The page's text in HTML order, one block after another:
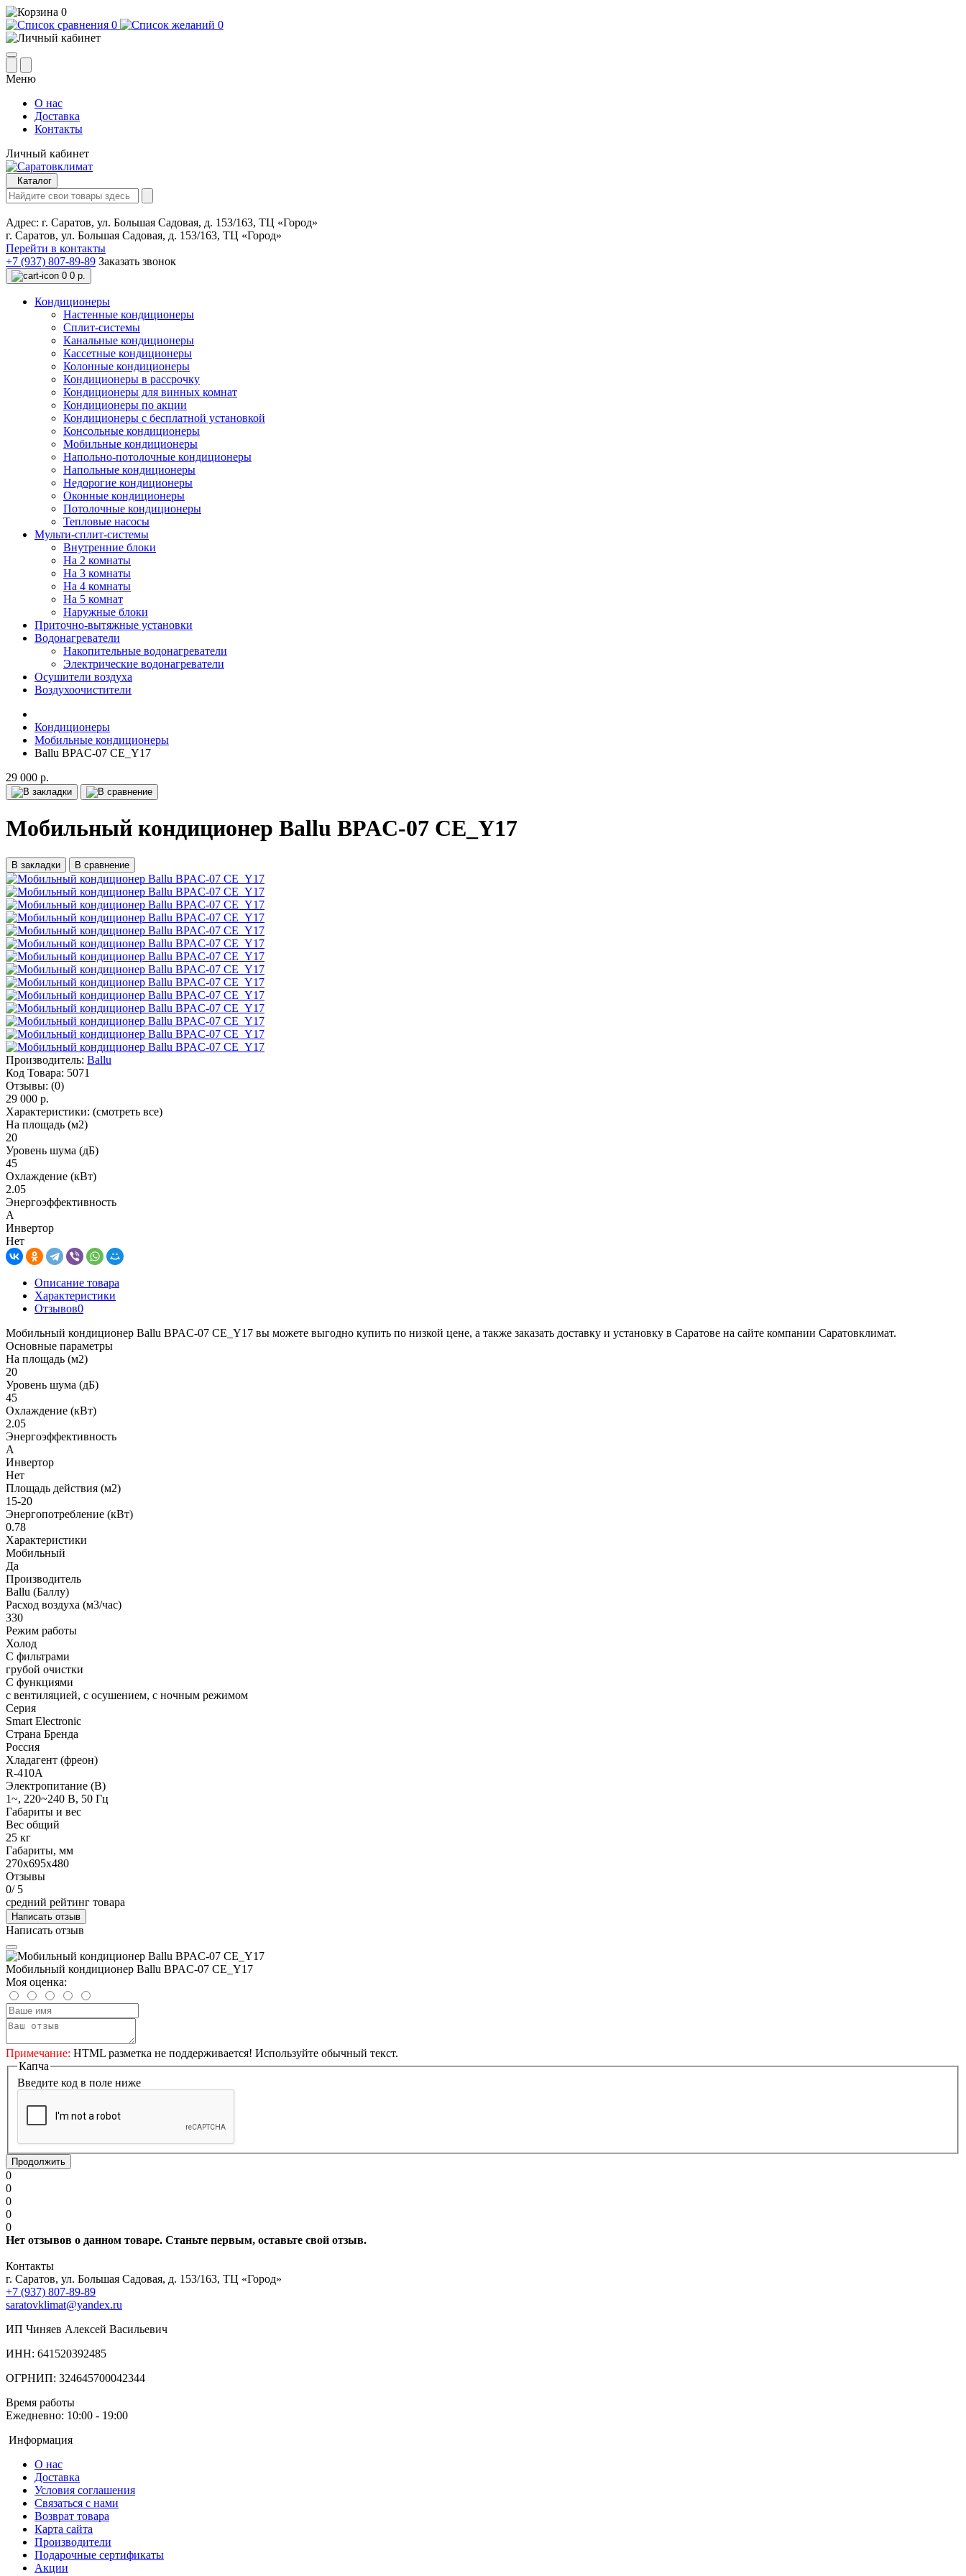
0
0
0
Меню
О нас
Доставка
Контакты
Личный кабинет
Каталог
Адрес: г. Саратов, ул. Большая Садовая, д. 153/163, ТЦ «Город»
г. Саратов, ул. Большая Садовая, д. 153/163, ТЦ «Город»
Перейти в контакты
+7 (937) 807-89-89 Заказать звонок
0 0 р.
Кондиционеры
Настенные кондиционеры
Сплит-системы
Канальные кондиционеры
Кассетные кондиционеры
Колонные кондиционеры
Кондиционеры в рассрочку
Кондиционеры для винных комнат
Кондиционеры по акции
Кондиционеры с бесплатной установкой
Консольные кондиционеры
Мобильные кондиционеры
Напольно-потолочные кондиционеры
Напольные кондиционеры
Недорогие кондиционеры
Оконные кондиционеры
Потолочные кондиционеры
Тепловые насосы
Мульти-сплит-системы
Внутренние блоки
На 2 комнаты
На 3 комнаты
На 4 комнаты
На 5 комнат
Наружные блоки
Приточно-вытяжные установки
Водонагреватели
Накопительные водонагреватели
Электрические водонагреватели
Осушители воздуха
Воздухоочистители
Кондиционеры
Мобильные кондиционеры
Ballu BPAC-07 CE_Y17
29 000 р.
Мобильный кондиционер Ballu BPAC-07 CE_Y17
В закладки В сравнение
Производитель: Ballu
Код Товара: 5071
Отзывы: (0)
29 000 р.
Характеристики: (смотреть все)
На площадь (м2)
20
Уровень шума (дБ)
45
Охлаждение (кВт)
2.05
Энергоэффективность
A
Инвертор
Нет
Описание товара
Характеристики
Отзывов0
Мобильный кондиционер Ballu BPAC-07 CE_Y17 вы можете выгодно купить по низкой цене, а также заказать доставку и установку в Саратове на сайте компании Саратовклимат.
Основные параметры
На площадь (м2)
20
Уровень шума (дБ)
45
Охлаждение (кВт)
2.05
Энергоэффективность
A
Инвертор
Нет
Площадь действия (м2)
15-20
Энергопотребление (кВт)
0.78
Характеристики
Мобильный
Да
Производитель
Ballu (Баллу)
Расход воздуха (м3/час)
330
Режим работы
Холод
С фильтрами
грубой очистки
С функциями
с вентиляцией, с осушением, с ночным режимом
Серия
Smart Electronic
Страна Бренда
Россия
Хладагент (фреон)
R-410A
Электропитание (В)
1~, 220~240 В, 50 Гц
Габариты и вес
Вес общий
25 кг
Габариты, мм
270x695x480
Отзывы
0/ 5
средний рейтинг товара
Написать отзыв
Написать отзыв
Мобильный кондиционер Ballu BPAC-07 CE_Y17
Моя оценка:
Примечание: HTML разметка не поддерживается! Используйте обычный текст.
Капча
Введите код в поле ниже
Продолжить
0
0
0
0
0
Нет отзывов о данном товаре. Станьте первым, оставьте свой отзыв.
Контакты
г. Саратов, ул. Большая Садовая, д. 153/163, ТЦ «Город»
+7 (937) 807-89-89
saratovklimat@yandex.ru
ИП Чиняев Алексей Васильевич
ИНН: 641520392485
ОГРНИП: 324645700042344
Время работы
Ежедневно: 10:00 - 19:00
Информация
О нас
Доставка
Условия соглашения
Связаться с нами
Возврат товара
Карта сайта
Производители
Подарочные сертификаты
Акции